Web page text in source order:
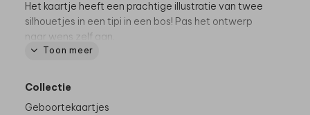
Het kaartje heeft een prachtige illustratie van twee
silhouetjes in een tipi in een bos! Pas het ontwerp
naar wens zelf aan.
Toon meer
Collectie
Geboortekaartjes